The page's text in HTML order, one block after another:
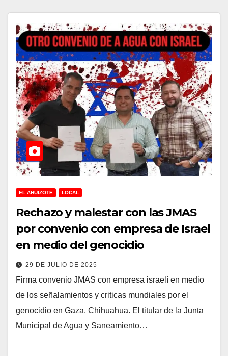
EL AHUIZOTE LOCAL
Rechazo y malestar con las JMAS
por convenio con empresa de Israel
en medio del genocidio
29 DE JULIO DE 2025
Firma convenio JMAS con empresa israelí en medio
de los señalamientos y criticas mundiales por el
genocidio en Gaza. Chihuahua. El titular de la Junta
Municipal de Agua y Saneamiento…